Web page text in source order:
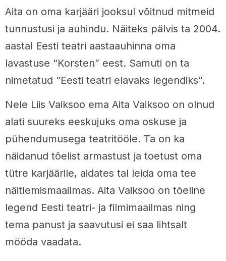
Aita on oma karjääri jooksul võitnud mitmeid
tunnustusi ja auhindu. Näiteks pälvis ta 2004.
aastal Eesti teatri aastaauhinna oma
lavastuse “Korsten” eest. Samuti on ta
nimetatud “Eesti teatri elavaks legendiks”.
Nele Liis Vaiksoo ema Aita Vaiksoo on olnud
alati suureks eeskujuks oma oskuse ja
pühendumusega teatritööle. Ta on ka
näidanud tõelist armastust ja toetust oma
tütre karjäärile, aidates tal leida oma tee
näitlemismaailmas. Aita Vaiksoo on tõeline
legend Eesti teatri- ja filmimaailmas ning
tema panust ja saavutusi ei saa lihtsalt
mööda vaadata.